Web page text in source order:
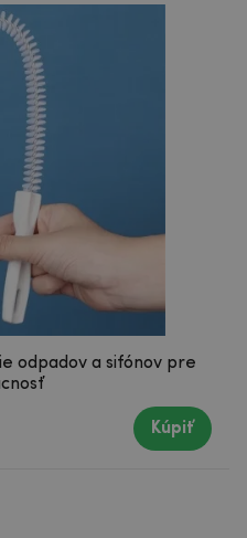
odpadov a sifónov pre
Kúpiť